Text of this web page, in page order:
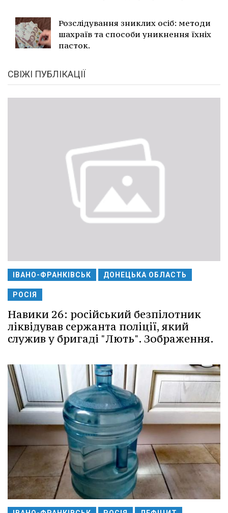
Розслідування зниклих осіб: методи
шахраїв та способи уникнення їхніх
пасток.
СВІЖІ ПУБЛІКАЦІЇ
ІВАНО-ФРАНКІВСЬК ДОНЕЦЬКА ОБЛАСТЬ
РОСІЯ
Навики 26: російський безпілотник
ліквідував сержанта поліції, який
служив у бригаді "Лють". Зображення.